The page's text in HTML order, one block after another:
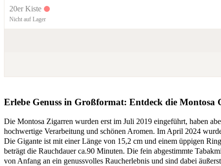
20er Kiste
Nicht auf Lager
Erlebe Genuss in Großformat: Entdeck die Montosa
Die Montosa Zigarren wurden erst im Juli 2019 eingeführt, haben
hochwertige Verarbeitung und schönen Aromen. Im April 2024
Die Gigante ist mit einer Länge von 15,2 cm und einem üppigen
beträgt die Rauchdauer ca.90 Minuten. Die fein abgestimmte
von Anfang an ein genussvolles Raucherlebnis und sind dabei